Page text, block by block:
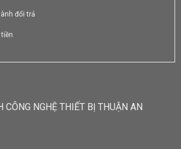
đổi trả
CÔNG NGHỆ THIẾT BỊ THUẬN AN